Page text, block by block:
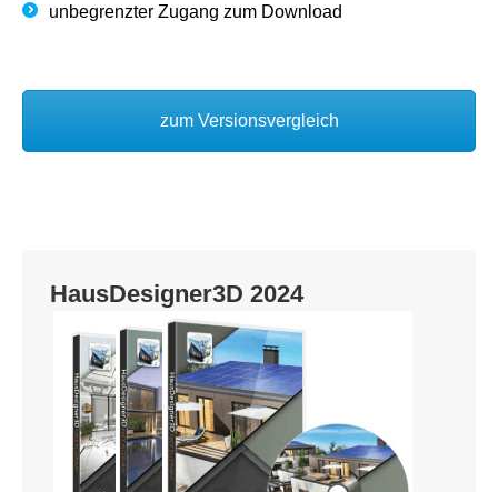
unbegrenzter Zugang zum Download
zum Versionsvergleich
HausDesigner3D 2024